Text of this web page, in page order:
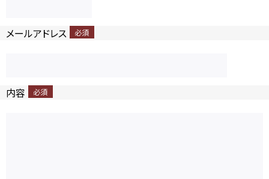
メールアドレス
内容